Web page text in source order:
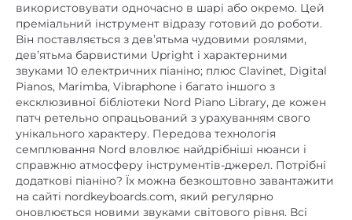
використовувати одночасно в шарі або окремо. Цей
преміальний інструмент відразу готовий до роботи.
Він поставляється з дев’ятьма чудовими роялями,
дев’ятьма барвистими Upright і характерними
звуками 10 електричних піаніно; плюс Clavinet, Digital
Pianos, Marimba, Vibraphone і багато іншого з
ексклюзивної бібліотеки Nord Piano Library, де кожен
патч ретельно опрацьований з урахуванням свого
унікального характеру. Передова технологія
семплювання Nord вловлює найдрібніші нюанси і
справжню атмосферу інструментів-джерел. Потрібні
додаткові піаніно? Їх можна безкоштовно завантажити
на сайті nordkeyboards.com, який регулярно
оновлюється новими звуками світового рівня. Всі